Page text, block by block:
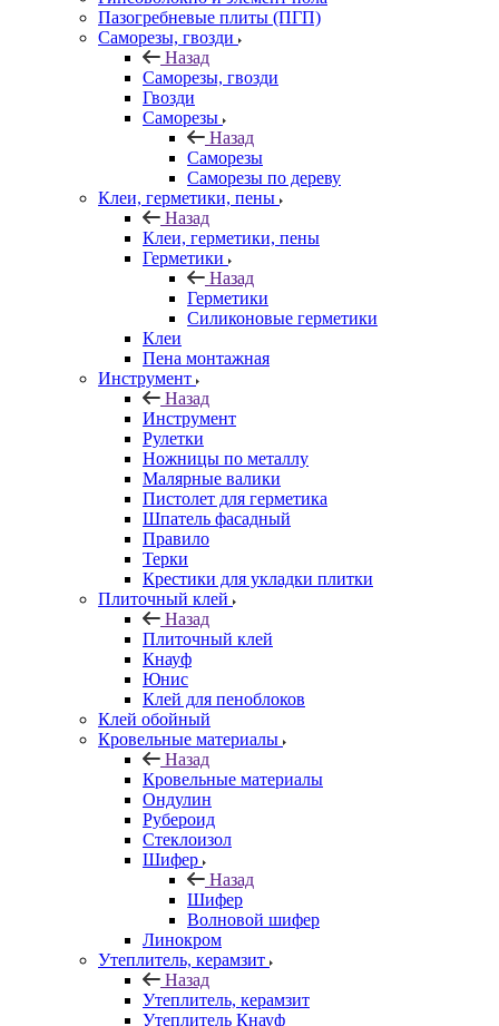
Пазогребневые плиты (ПГП)
Саморезы, гвозди
Назад
Саморезы, гвозди
Гвозди
Саморезы
Назад
Саморезы
Саморезы по дереву
Клеи, герметики, пены
Назад
Клеи, герметики, пены
Герметики
Назад
Герметики
Силиконовые герметики
Клеи
Пена монтажная
Инструмент
Назад
Инструмент
Рулетки
Ножницы по металлу
Малярные валики
Пистолет для герметика
Шпатель фасадный
Правило
Терки
Крестики для укладки плитки
Плиточный клей
Назад
Плиточный клей
Кнауф
Юнис
Клей для пеноблоков
Клей обойный
Кровельные материалы
Назад
Кровельные материалы
Ондулин
Рубероид
Стеклоизол
Шифер
Назад
Шифер
Волновой шифер
Линокром
Утеплитель, керамзит
Назад
Утеплитель, керамзит
Утеплитель Кнауф